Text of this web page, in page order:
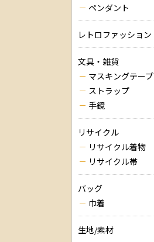
ペンダント
レトロファッション
文具・雑貨
マスキングテープ
ストラップ
手鏡
リサイクル
リサイクル着物
リサイクル帯
バッグ
巾着
生地/素材